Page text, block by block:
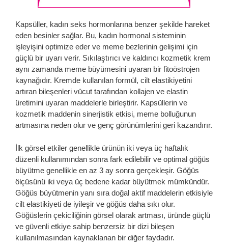
Kapsüller, kadın seks hormonlarına benzer şekilde hareket
eden besinler sağlar. Bu, kadın hormonal sisteminin
işleyişini optimize eder ve meme bezlerinin gelişimi için
güçlü bir uyarı verir. Sıkılaştırıcı ve kaldırıcı kozmetik krem ​​
aynı zamanda meme büyümesini uyaran bir fitoöstrojen
kaynağıdır. Kremde kullanılan formül, cilt elastikiyetini
artıran bileşenleri vücut tarafından kollajen ve elastin
üretimini uyaran maddelerle birleştirir. Kapsüllerin ve
kozmetik maddenin sinerjistik etkisi, meme bolluğunun
artmasına neden olur ve genç görünümlerini geri kazandırır.
İlk görsel etkiler genellikle ürünün iki veya üç haftalık
düzenli kullanımından sonra fark edilebilir ve optimal göğüs
büyütme genellikle en az 3 ay sonra gerçekleşir. Göğüs
ölçüsünü iki veya üç bedene kadar büyütmek mümkündür.
Göğüs büyütmenin yanı sıra doğal aktif maddelerin etkisiyle
cilt elastikiyeti de iyileşir ve göğüs daha sıkı olur.
Göğüslerin çekiciliğinin görsel olarak artması, üründe güçlü
ve güvenli etkiye sahip benzersiz bir dizi bileşen
kullanılmasından kaynaklanan bir diğer faydadır.